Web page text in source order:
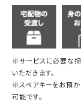
※サービスに必要な
いただきます。
※スペアキーをお預か
可能です。